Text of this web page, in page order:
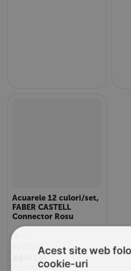
Acuarele 12 culori/set,
FABER CASTELL
Connector Rosu
IN STOC
(Pret cu TVA inclus)
Acest site web
cookie-uri